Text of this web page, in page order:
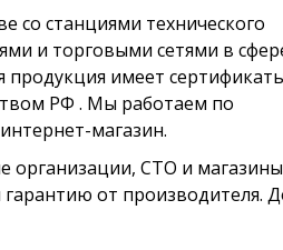
со станциями технического
и торговыми сетями в
продукция имеет
РФ . Мы работаем по
магазин.
организации, СТО и
от производителя.